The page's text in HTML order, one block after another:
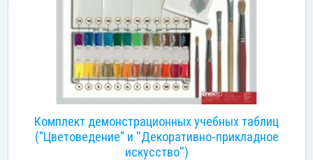
Комплект демонстрационных учебных таблиц
("Цветоведение" и ''Декоративно-прикладное
искусство'')